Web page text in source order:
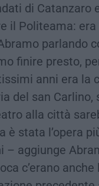
di Catanzaro
il Politeama: era
parlando
finire presto,
anni era la
del san Carlino,
alla città
è stata l’opera
– aggiunge
c’erano